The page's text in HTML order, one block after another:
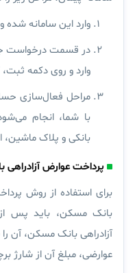
وارد این سامانه شده
در قسمت درخواست
وارد و روی دکمه
مراحل فعال‌سازی
با شما،‌ انجام
بانکی و پلاک
پرداخت عوارض
برای استفاده از روش
بانک مسکن، باید پس
آزادراهی بانک مسکن، آن
عوارضی، مبلغ آن از